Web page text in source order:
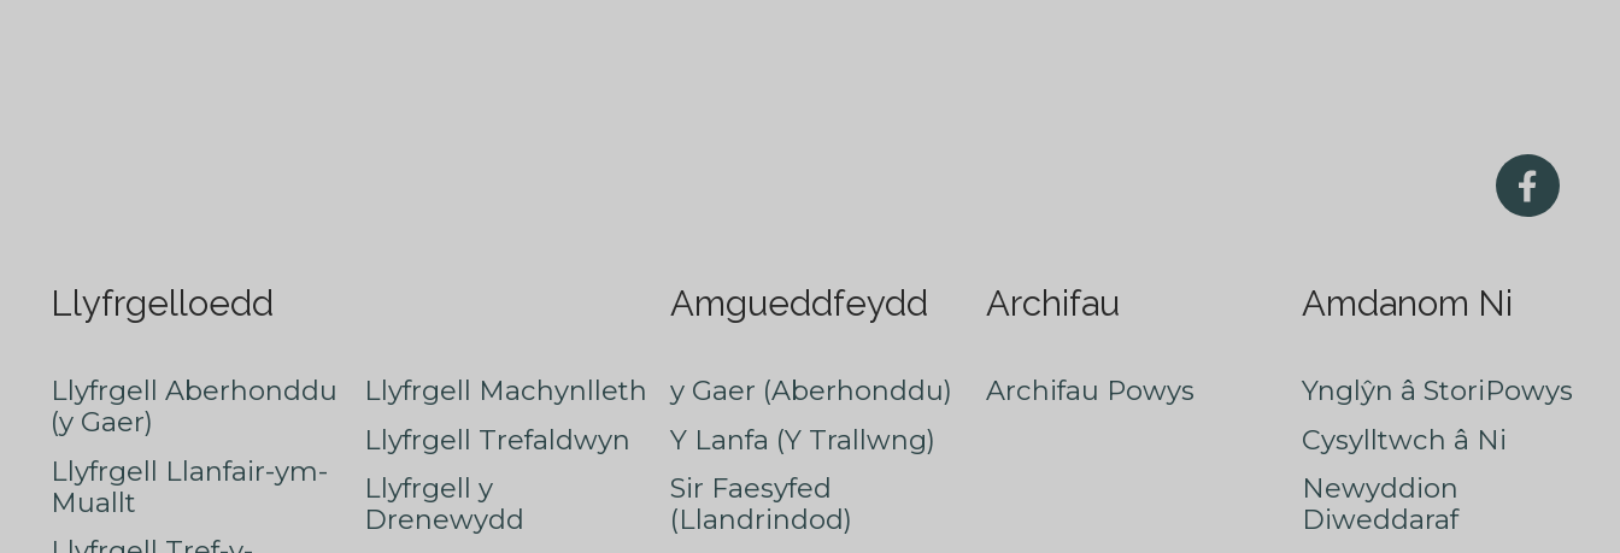
Llyfrgelloedd
Llyfrgell Aberhonddu
(y Gaer)
Llyfrgell Llanfair-ym-
Muallt
Llyfrgell Machynlleth
Llyfrgell Trefaldwyn
Llyfrgell y
Drenewydd
Amgueddfeydd
y Gaer (Aberhonddu)
Y Lanfa (Y Trallwng)
Sir Faesyfed
(Llandrindod)
Archifau
Archifau Powys
Amdanom Ni
Ynglŷn â StoriPowys
Cysylltwch â Ni
Newyddion
Diweddaraf